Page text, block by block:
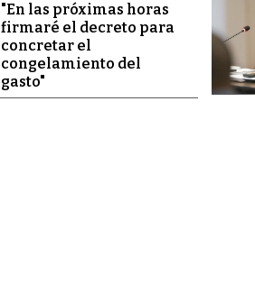
"En las próximas horas
firmaré el decreto para
concretar el
congelamiento del
gasto"